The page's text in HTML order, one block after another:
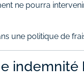
ne pourra
une politique de